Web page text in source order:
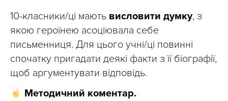
10-класники/ці мають висловити думку, з
якою героїнею асоціювала себе
письменниця. Для цього учні/ці повинні
спочатку пригадати деякі факти з її біографії,
щоб аргументувати відповідь.
Методичний коментар.